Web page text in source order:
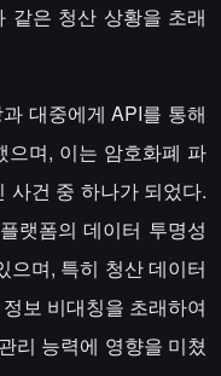
같은 청산 상황을 초래
대중에게 API를 통해
으며, 이는 암호화폐 파
사건 중 하나가 되었다.
랫폼의 데이터 투명성
으며, 특히 청산 데이터
보 비대칭을 초래하여
리 능력에 영향을 미쳤